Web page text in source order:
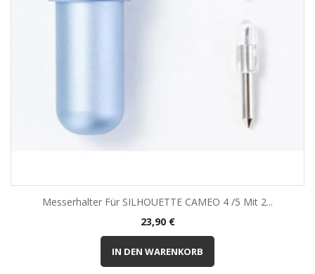
Messerhalter Für SILHOUETTE CAMEO 4 /5 Mit 2...
Preis
23,90 €
IN DEN WARENKORB